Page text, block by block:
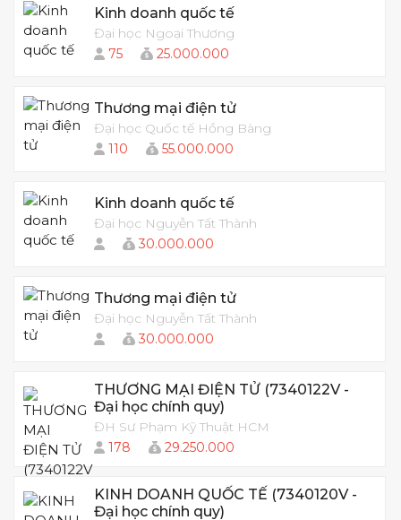
Kinh doanh quốc tế
Đại học Ngoại Thương
75
25.000.000
Thương mại điện tử
Đại học Quốc tế Hồng Bàng
110
55.000.000
Kinh doanh quốc tế
Đại học Nguyễn Tất Thành
30.000.000
Thương mại điện tử
Đại học Nguyễn Tất Thành
30.000.000
THƯƠNG MẠI ĐIỆN TỬ (7340122V -
Đại học chính quy)
ĐH Sư Phạm Kỹ Thuật HCM
178
29.250.000
KINH DOANH QUỐC TẾ (7340120V -
Đại học chính quy)